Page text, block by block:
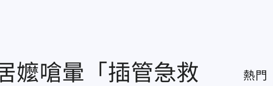
嬤嗆暈「插管急救
熱門